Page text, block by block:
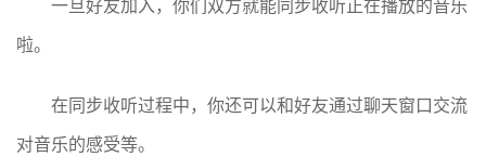
一旦好友加入，你们双方就能同步收听正在播放的音乐
啦。
在同步收听过程中，你还可以和好友通过聊天窗口交流
对音乐的感受等。